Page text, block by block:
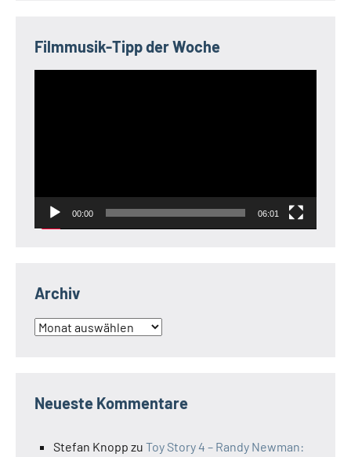
Filmmusik-Tipp der Woche
00:00 06:01
Archiv
Archiv
Neueste Kommentare
Stefan Knopp zu Toy Story 4 – Randy Newman: